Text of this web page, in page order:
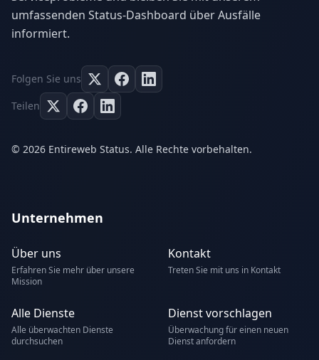
umfassenden Status-Dashboard über Ausfälle
informiert.
Folgen Sie uns
Teilen
© 2026 Entireweb Status. Alle Rechte vorbehalten.
Unternehmen
Über uns
Erfahren Sie mehr über unsere
Mission
Kontakt
Treten Sie mit uns in Kontakt
Alle Dienste
Alle überwachten Dienste
durchsuchen
Dienst vorschlagen
Überwachung für einen neuen
Dienst anfordern